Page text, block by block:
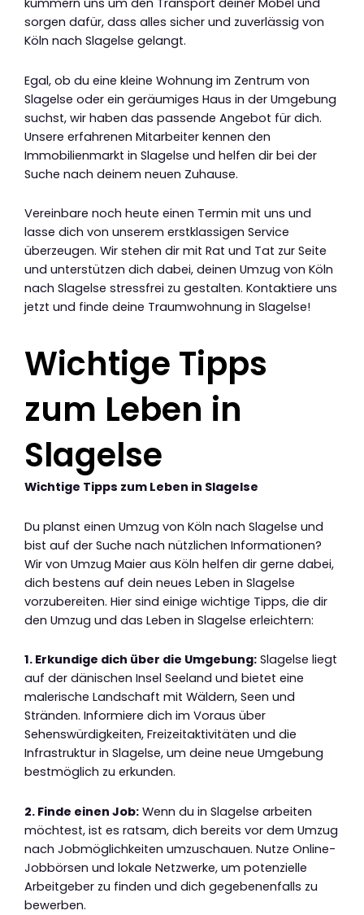
kümmern uns um den Transport deiner Möbel und
sorgen dafür, dass alles sicher und zuverlässig von
Köln nach Slagelse gelangt.
Egal, ob du eine kleine Wohnung im Zentrum von
Slagelse oder ein geräumiges Haus in der Umgebung
suchst, wir haben das passende Angebot für dich.
Unsere erfahrenen Mitarbeiter kennen den
Immobilienmarkt in Slagelse und helfen dir bei der
Suche nach deinem neuen Zuhause.
Vereinbare noch heute einen Termin mit uns und
lasse dich von unserem erstklassigen Service
überzeugen. Wir stehen dir mit Rat und Tat zur Seite
und unterstützen dich dabei, deinen Umzug von Köln
nach Slagelse stressfrei zu gestalten. Kontaktiere uns
jetzt und finde deine Traumwohnung in Slagelse!
Wichtige Tipps
zum Leben in
Slagelse
Wichtige Tipps zum Leben in Slagelse
Du planst einen Umzug von Köln nach Slagelse und
bist auf der Suche nach nützlichen Informationen?
Wir von Umzug Maier aus Köln helfen dir gerne dabei,
dich bestens auf dein neues Leben in Slagelse
vorzubereiten. Hier sind einige wichtige Tipps, die dir
den Umzug und das Leben in Slagelse erleichtern:
1. Erkundige dich über die Umgebung: Slagelse liegt
auf der dänischen Insel Seeland und bietet eine
malerische Landschaft mit Wäldern, Seen und
Stränden. Informiere dich im Voraus über
Sehenswürdigkeiten, Freizeitaktivitäten und die
Infrastruktur in Slagelse, um deine neue Umgebung
bestmöglich zu erkunden.
2. Finde einen Job: Wenn du in Slagelse arbeiten
möchtest, ist es ratsam, dich bereits vor dem Umzug
nach Jobmöglichkeiten umzuschauen. Nutze Online-
Jobbörsen und lokale Netzwerke, um potenzielle
Arbeitgeber zu finden und dich gegebenenfalls zu
bewerben.